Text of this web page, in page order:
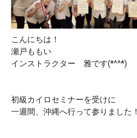
こんにちは！
瀬戸ももい
インストラクター 雅です(*^^*)
初級カイロセミナーを受けに
一週間、沖縄へ行って参りました！